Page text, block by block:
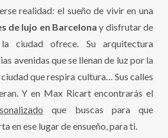
realidad: el sueño de vivir en una
de lujo en Barcelona y disfrutar de
ciudad ofrece. Su arquitectura
avenidas que se llenan de luz por la
que respira cultura… Sus calles
Y en Max Ricart encontrarás el
que buscas para que
en ese lugar de ensueño, para ti.